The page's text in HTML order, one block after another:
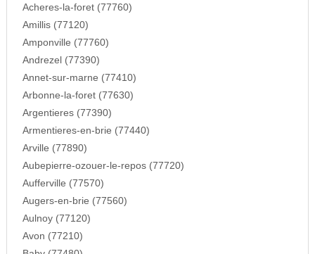
Acheres-la-foret (77760)
Amillis (77120)
Amponville (77760)
Andrezel (77390)
Annet-sur-marne (77410)
Arbonne-la-foret (77630)
Argentieres (77390)
Armentieres-en-brie (77440)
Arville (77890)
Aubepierre-ozouer-le-repos (77720)
Aufferville (77570)
Augers-en-brie (77560)
Aulnoy (77120)
Avon (77210)